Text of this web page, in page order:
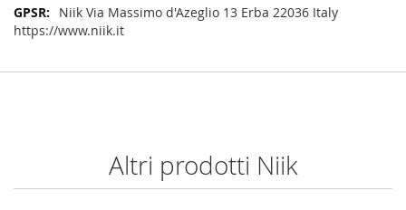
Niik Via Massimo d'Azeglio 13 Erba 22036 Italy
https://www.niik.it
Altri prodotti Niik